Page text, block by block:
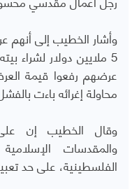
وأشار الخطيب إلى
5 ملايين دولار
عرضهم رفعوا قيمة
محاولة إغرائه باءت
وقال الخطيب إن
والمقدسات
الفلسطينية، على حد